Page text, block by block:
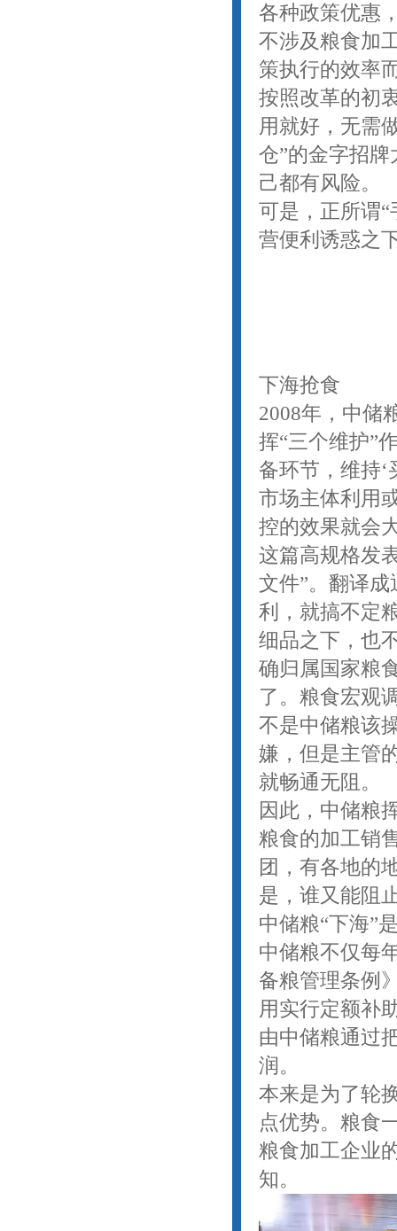
各种政策优惠
不涉及粮食加
策执行的效率
按照改革的初
用就好，无需
仓”的金字招
己都有风险。
可是，正所谓
营便利诱惑之
下海抢食
2008年，中储
挥“三个维护”
备环节，维持
市场主体利用
控的效果就会
这篇高规格发
文件”。翻译
利，就搞不定
细品之下，也
确归属国家粮
了。粮食宏观
不是中储粮该
嫌，但是主管
就畅通无阻。
因此，中储粮
粮食的加工销
团，有各地的
是，谁又能阻
中储粮“下海”
中储粮不仅每
备粮管理条例
用实行定额补
由中储粮通过
润。
本来是为了轮
点优势。粮食
粮食加工企业
知。